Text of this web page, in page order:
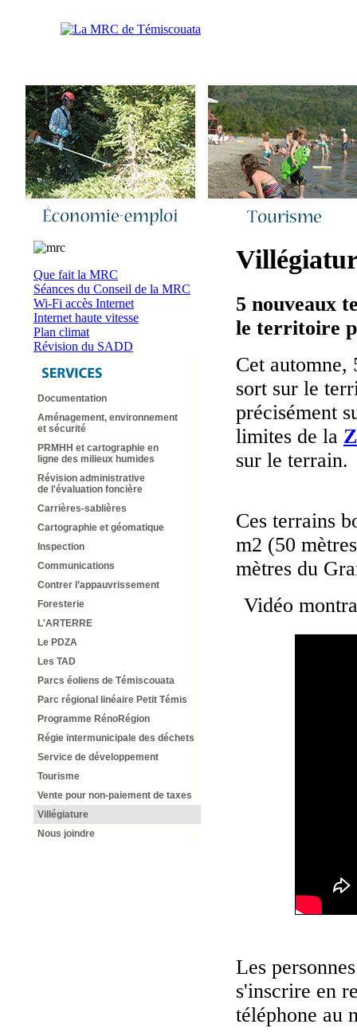
Que fait la MRC
Séances du Conseil de la MRC
Wi-Fi accès Internet
Internet haute vitesse
Plan climat
Révision du SADD
Documentation
Aménagement, environnement
et sécurité
PRMHH et cartographie en
ligne des milieux humides
Révision administrative
de l'évaluation foncière
Carrières-sablières
Cartographie et géomatique
Inspection
Communications
Contrer l’appauvrissement
Foresterie
L'ARTERRE
Le PDZA
Les TAD
Parcs éoliens de Témiscouata
Parc régional linéaire Petit Témis
Programme RénoRégion
Régie intermunicipale des déchets
Service de développement
Tourisme
Vente pour non-paiement de taxes
Villégiature
Nous joindre
5 nouveaux
le territoire
Cet automne,
sort sur le
précisément
limites de la
sur le terrain.
Ces terrains
m2 (50
mètres du
Vidéo
Les
s'inscrire en
téléphone au